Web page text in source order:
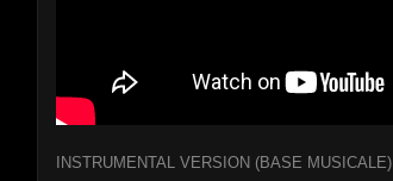
INSTRUMENTAL VERSION (BASE MUSICALE)